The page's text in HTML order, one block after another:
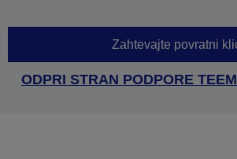
Zahtevajte povratni
ODPRI STRAN PODPORE